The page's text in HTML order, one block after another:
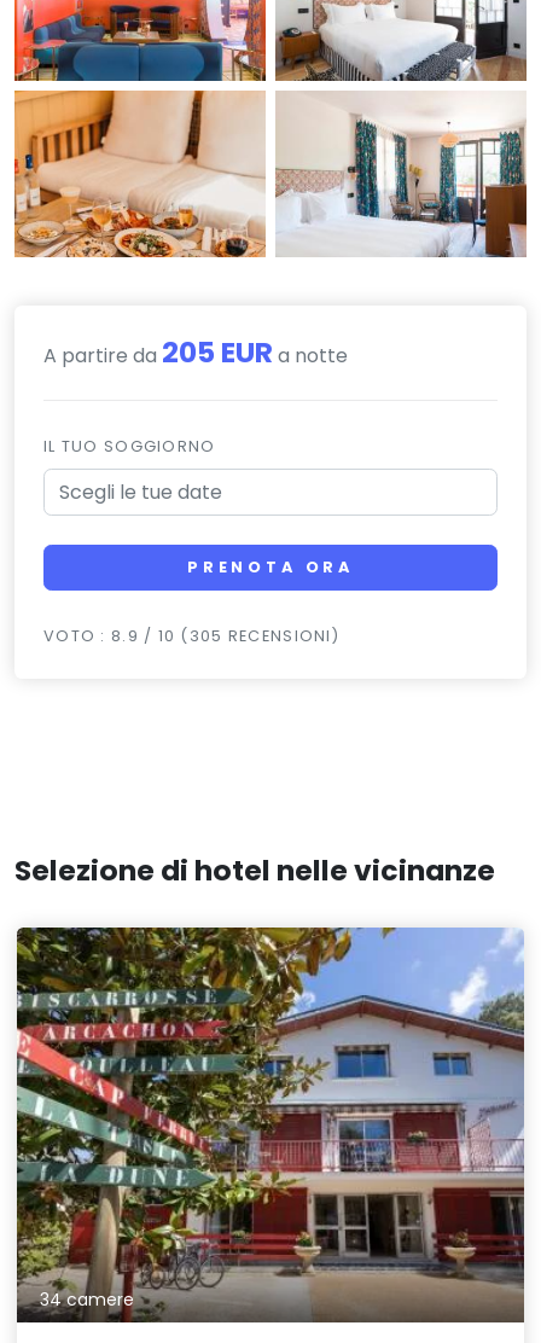
A partire da 205 EUR a notte
IL TUO SOGGIORNO
PRENOTA ORA
VOTO : 8.9 / 10 (305 RECENSIONI)
Selezione di hotel nelle vicinanze
34 camere